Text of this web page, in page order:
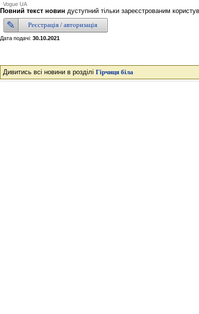
Vogue UA
Повний текст новин дуступний тільки зареєстрованим
Реєстрація / авторизація
Дата подачі: 30.10.2021
Дивитись всі новини в розділі Гірчиця біла